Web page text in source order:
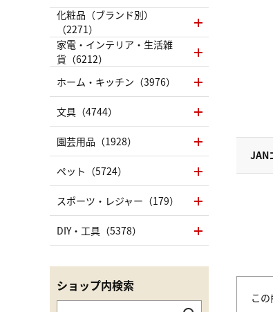
JAN
こ
化粧品（ブランド別）
（2271）
家電・インテリア・生活雑
貨（6212）
ホーム・キッチン（3976）
文具（4744）
園芸用品（1928）
ペット（5724）
スポーツ・レジャー（179）
DIY・工具（5378）
ショップ内検索